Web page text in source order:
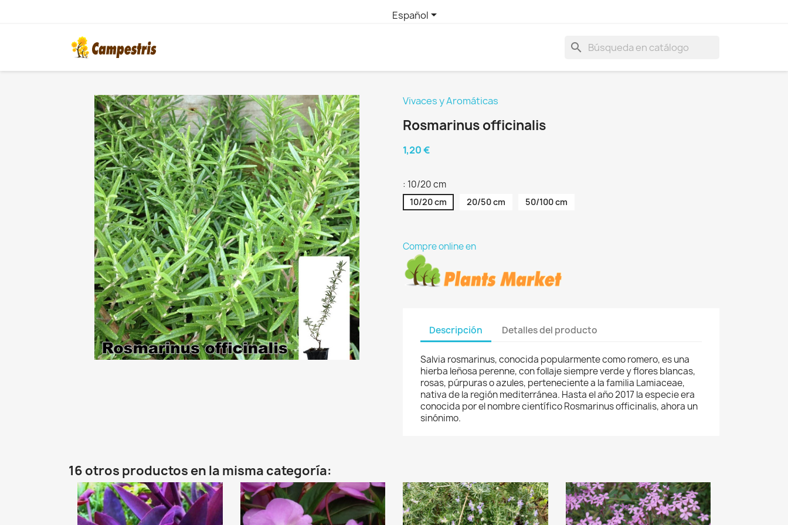
Español
search
Vivaces y Aromáticas
Rosmarinus officinalis
1,20 €
: 10/20 cm
10/20 cm 20/50 cm 50/100 cm
Compre online en
Descripción Detalles del producto
Salvia rosmarinus, conocida popularmente como romero, es una
hierba leñosa perenne, con follaje siempre verde y flores blancas,
rosas, púrpuras o azules, perteneciente a la familia Lamiaceae,
nativa de la región mediterránea. Hasta el año 2017 la especie era
conocida por el nombre científico Rosmarinus officinalis, ahora un
sinónimo.
16 otros productos en la misma categoría: